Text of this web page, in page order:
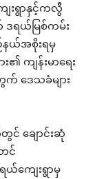
းရွာနှင့်ကလွီ
ဒရယ်မြစ်ကမ်း
ယ်အစိုးရမှ
ကျန်းမာရေး
က် ဒေသခံများ
င် ချောင်းဆုံ
င်
ယ်ကျေးရွာမှ